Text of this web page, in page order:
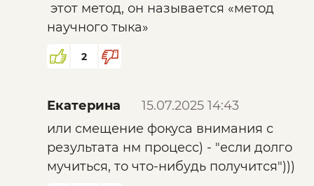
этот метод, он называется «метод
научного тыка»
2
Екатерина
15.07.2025 14:43
или смещение фокуса внимания с
результата нм процесс) - "если долго
мучиться, то что-нибудь получится")))